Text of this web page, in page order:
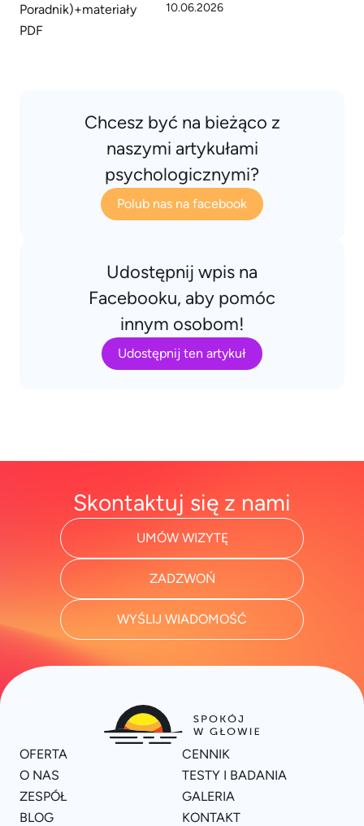
10.06.2026
Chcesz być na bieżąco z
naszymi artykułami
psychologicznymi?
Polub nas na facebook
Udostępnij wpis na
Facebooku, aby pomóc
innym osobom!
Udostępnij ten artykuł
Skontaktuj się z nami
UMÓW WIZYTĘ
ZADZWOŃ
WYŚLIJ WIADOMOŚĆ
OFERTA
CENNIK
O NAS
TESTY I BADANIA
ZESPÓŁ
GALERIA
BLOG
KONTAKT